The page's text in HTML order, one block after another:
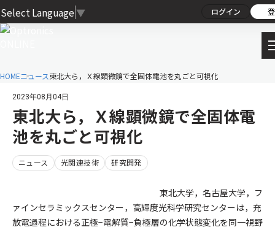
Select Language ▼ ログイン
HOMEニュース東北大ら，Ｘ線顕微鏡で全固体電池を丸ごと可視化
2023年08月04日
東北大ら，Ｘ線顕微鏡で全固体電
池を丸ごと可視化
ニュース 光関連技術 研究開発
東北大学，名古屋大学，フ
ァインセラミックスセンター，高輝度光科学研究センターは，充
放電過程における正極−電解質−負極層の化学状態変化を同一視野